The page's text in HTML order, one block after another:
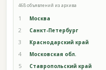
468 объявлений из архива
1 Москва
2 Санкт-Петербург
3 Краснодарский край
4 Московская обл.
5 Ставропольский край